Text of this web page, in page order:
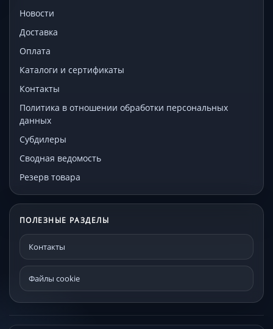
Новости
Доставка
Оплата
Каталоги и сертификаты
Контакты
Политика в отношении обработки персональных
данных
Субдилеры
Сводная ведомость
Резерв товара
ПОЛЕЗНЫЕ РАЗДЕЛЫ
Контакты
Файлы cookie